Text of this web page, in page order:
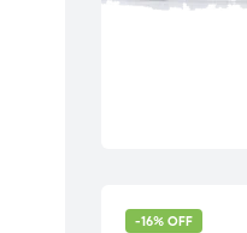
-16% OFF